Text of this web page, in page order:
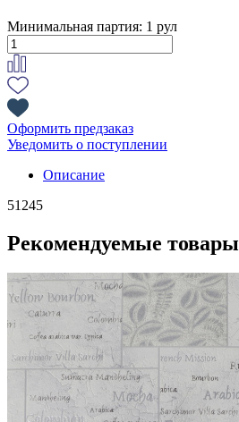
Минимальная партия: 1 рул
Оформить предзаказ
Уведомить о поступлении
Описание
51245
Рекомендуемые товары